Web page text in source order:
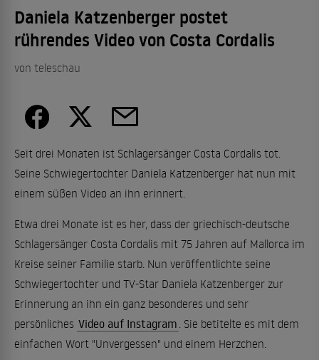
Daniela Katzenberger postet
rührendes Video von Costa Cordalis
von teleschau
Seit drei Monaten ist Schlagersänger Costa Cordalis tot.
Seine Schwiegertochter Daniela Katzenberger hat nun mit
einem süßen Video an ihn erinnert.
Etwa drei Monate ist es her, dass der griechisch-deutsche
Schlagersänger Costa Cordalis mit 75 Jahren auf Mallorca im
Kreise seiner Familie starb. Nun veröffentlichte seine
Schwiegertochter und TV-Star Daniela Katzenberger zur
Erinnerung an ihn ein ganz besonderes und sehr
persönliches Video auf Instagram . Sie betitelte es mit dem
einfachen Wort "Unvergessen" und einem Herzchen.